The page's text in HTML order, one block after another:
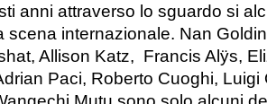
anni attraverso lo sguardo si
scena internazionale. Nan
Allison Katz, Francis Alÿs,
Paci, Roberto Cuoghi, Luigi